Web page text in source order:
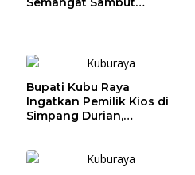
Bupati Kubu Raya
Ingatkan Pemilik Kios di
Simpang Durian,